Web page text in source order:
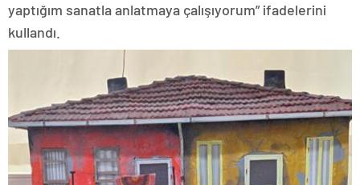
yaptığım sanatla anlatmaya çalışıyorum” ifadelerini
kullandı.